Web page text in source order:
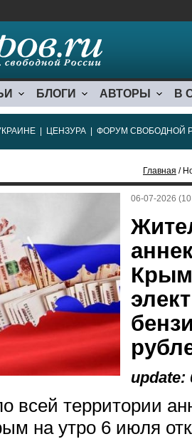
БЛОГИ АВТОРЫ В
ЦЕНЗУРА ФОРУМ СВОБОДНОЙ
Главная /
06-07-2026
update:
всей территории
на утро 6 июля